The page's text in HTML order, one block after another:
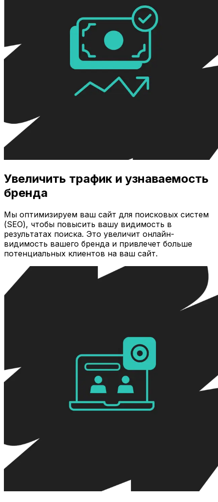
Увеличить трафик и узнаваемость
бренда
Мы оптимизируем ваш сайт для поисковых систем
(SEO), чтобы повысить вашу видимость в
результатах поиска. Это увеличит онлайн-
видимость вашего бренда и привлечет больше
потенциальных клиентов на ваш сайт.